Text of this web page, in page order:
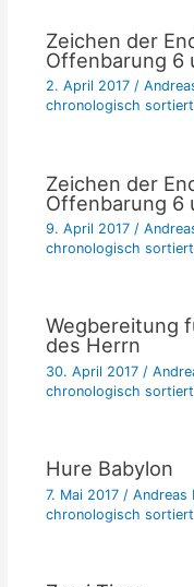
Zeichen der
Offenbarung 6
2. April 2017 /
chronologisch sortiert
Zeichen der
Offenbarung 6
9. April 2017 /
chronologisch sortiert
Wegbereitung
des Herrn
30. April 2017 /
chronologisch sortiert
Hure Babylon
7. Mai 2017 / Andreas
chronologisch sortiert